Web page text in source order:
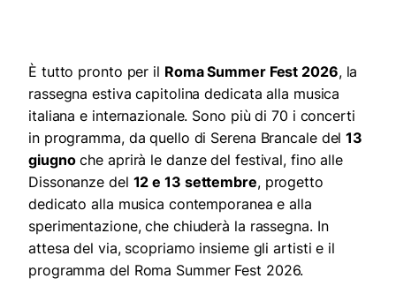
È tutto pronto per il Roma Summer Fest 2026, la
rassegna estiva capitolina dedicata alla musica
italiana e internazionale. Sono più di 70 i concerti
in programma, da quello di Serena Brancale del13
giugnoche aprirà le danze del festival, fino alle
Dissonanze del 12 e 13 settembre, progetto
dedicato alla musica contemporanea e alla
sperimentazione, che chiuderà la rassegna. In
attesa del via, scopriamo insieme gli artisti e il
programma del Roma Summer Fest 2026.